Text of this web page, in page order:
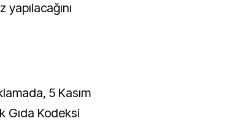
5 Kasım
Gıda Kodeksi